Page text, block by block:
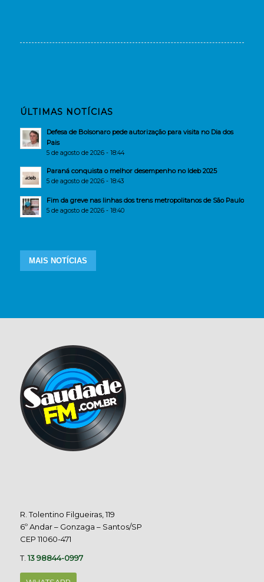
ÚLTIMAS NOTÍCIAS
Defesa de Bolsonaro pede autorização para visita no Dia dos
Pais
5 de agosto de 2026 - 18:44
Paraná conquista o melhor desempenho no Ideb 2025
5 de agosto de 2026 - 18:43
Fim da greve nas linhas dos trens metropolitanos de São Paulo
5 de agosto de 2026 - 18:40
MAIS NOTÍCIAS
R. Tolentino Filgueiras, 119
6º Andar – Gonzaga – Santos/SP
CEP 11060-471
T.13 98844-0997